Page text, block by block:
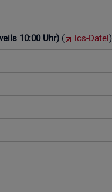
10:00 Uhr)( ics-Datei)